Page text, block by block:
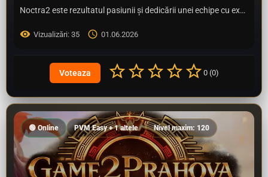
Noctra2 este rezultatul pasiunii și dedicării unei echipe cu experiență, construit din dorința de a oferi…
Vizualizări: 35 01.06.2026
0 (0)
🟢 Online PVM Easy + 1 altele Nivel maxim: 120